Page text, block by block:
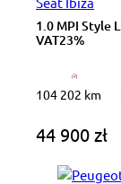
1.0 MPI Style
VAT23%
104 202 km
44 900 zł